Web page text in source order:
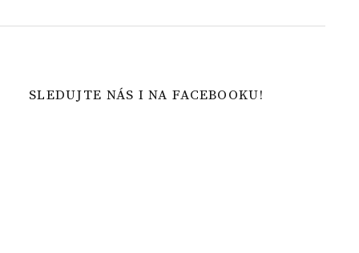
SLEDUJTE NÁS I NA FACEBOOKU!